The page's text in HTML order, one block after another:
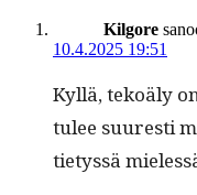
Kilgore
10.4.2025 19:51
Kyl­lä, tekoä­ly
tulee suuresti
tietyssä